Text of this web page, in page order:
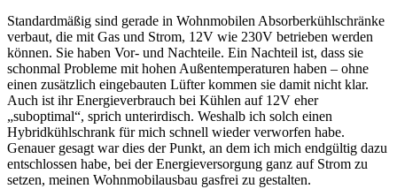
Standardmäßig sind gerade in Wohnmobilen Absorberkühlschränke
verbaut, die mit Gas und Strom, 12V wie 230V betrieben werden
können. Sie haben Vor- und Nachteile. Ein Nachteil ist, dass sie
schonmal Probleme mit hohen Außentemperaturen haben – ohne
einen zusätzlich eingebauten Lüfter kommen sie damit nicht klar.
Auch ist ihr Energieverbrauch bei Kühlen auf 12V eher
„suboptimal“, sprich unterirdisch. Weshalb ich solch einen
Hybridkühlschrank für mich schnell wieder verworfen habe.
Genauer gesagt war dies der Punkt, an dem ich mich endgültig dazu
entschlossen habe, bei der Energieversorgung ganz auf Strom zu
setzen, meinen Wohnmobilausbau gasfrei zu gestalten.